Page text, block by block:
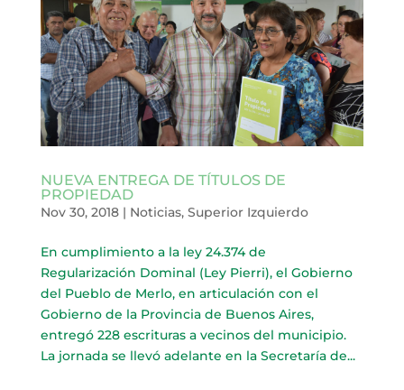
NUEVA ENTREGA DE TÍTULOS DE
PROPIEDAD
Nov 30, 2018| Noticias, Superior Izquierdo
En cumplimiento a la ley 24.374 de
Regularización Dominal (Ley Pierri), el Gobierno
del Pueblo de Merlo, en articulación con el
Gobierno de la Provincia de Buenos Aires,
entregó 228 escrituras a vecinos del municipio.
La jornada se llevó adelante en la Secretaría de...